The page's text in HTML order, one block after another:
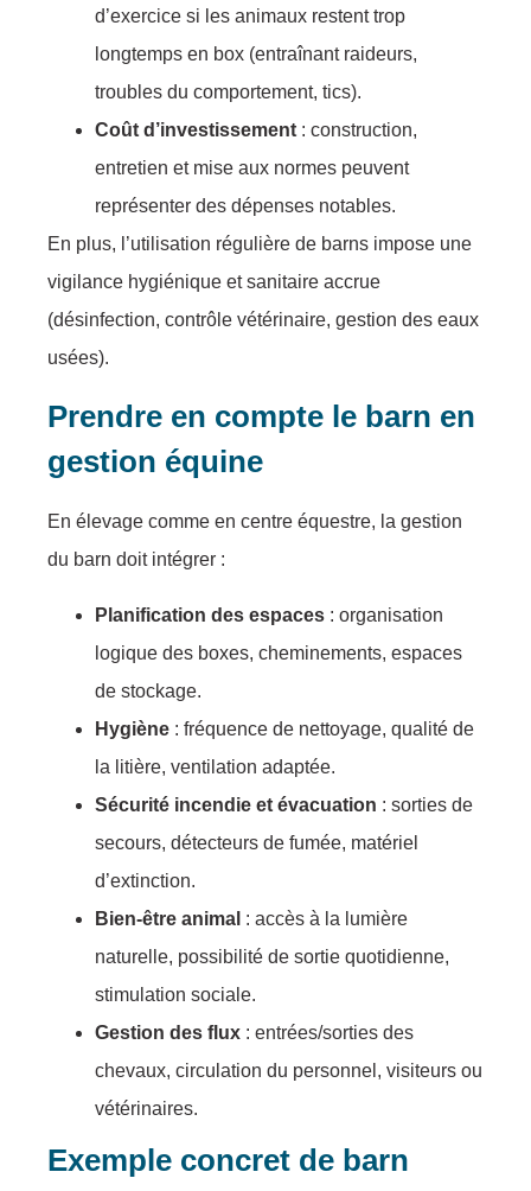
d’exercice si les animaux restent trop
longtemps en box (entraînant raideurs,
troubles du comportement, tics).
Coût d’investissement : construction,
entretien et mise aux normes peuvent
représenter des dépenses notables.
En plus, l’utilisation régulière de barns impose une
vigilance hygiénique et sanitaire accrue
(désinfection, contrôle vétérinaire, gestion des eaux
usées).
Prendre en compte le barn en
gestion équine
En élevage comme en centre équestre, la gestion
du barn doit intégrer :
Planification des espaces : organisation
logique des boxes, cheminements, espaces
de stockage.
Hygiène : fréquence de nettoyage, qualité de
la litière, ventilation adaptée.
Sécurité incendie et évacuation : sorties de
secours, détecteurs de fumée, matériel
d’extinction.
Bien-être animal : accès à la lumière
naturelle, possibilité de sortie quotidienne,
stimulation sociale.
Gestion des flux : entrées/sorties des
chevaux, circulation du personnel, visiteurs ou
vétérinaires.
Exemple concret de barn